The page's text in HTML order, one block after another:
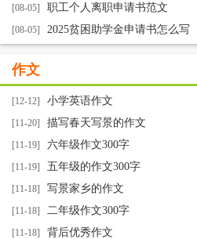
[08-05]
职工个人离职申请书范文
[08-05]
2025贫困助学金申请书怎么写
作文
[12-12] 小学英语作文
[11-20]
描写春天写景的作文
[11-19]
六年级作文300字
[11-19]
五年级的作文300字
[11-18]
写景家乡的作文
[11-18]
二年级作文300字
[11-18]
背后优秀作文